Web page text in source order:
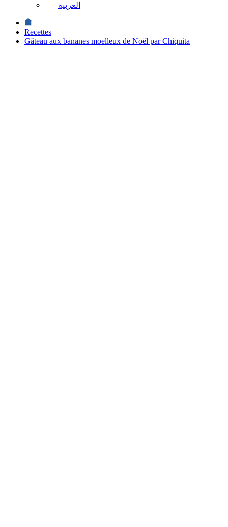
العربية
Recettes
Gâteau aux bananes moelleux de Noël par Chiquita